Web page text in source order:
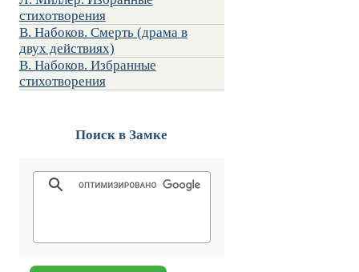
стихотворения
В. Набоков. Смерть (драма в
двух действиях)
В. Набоков. Избранные
стихотворения
Поиск в Замке